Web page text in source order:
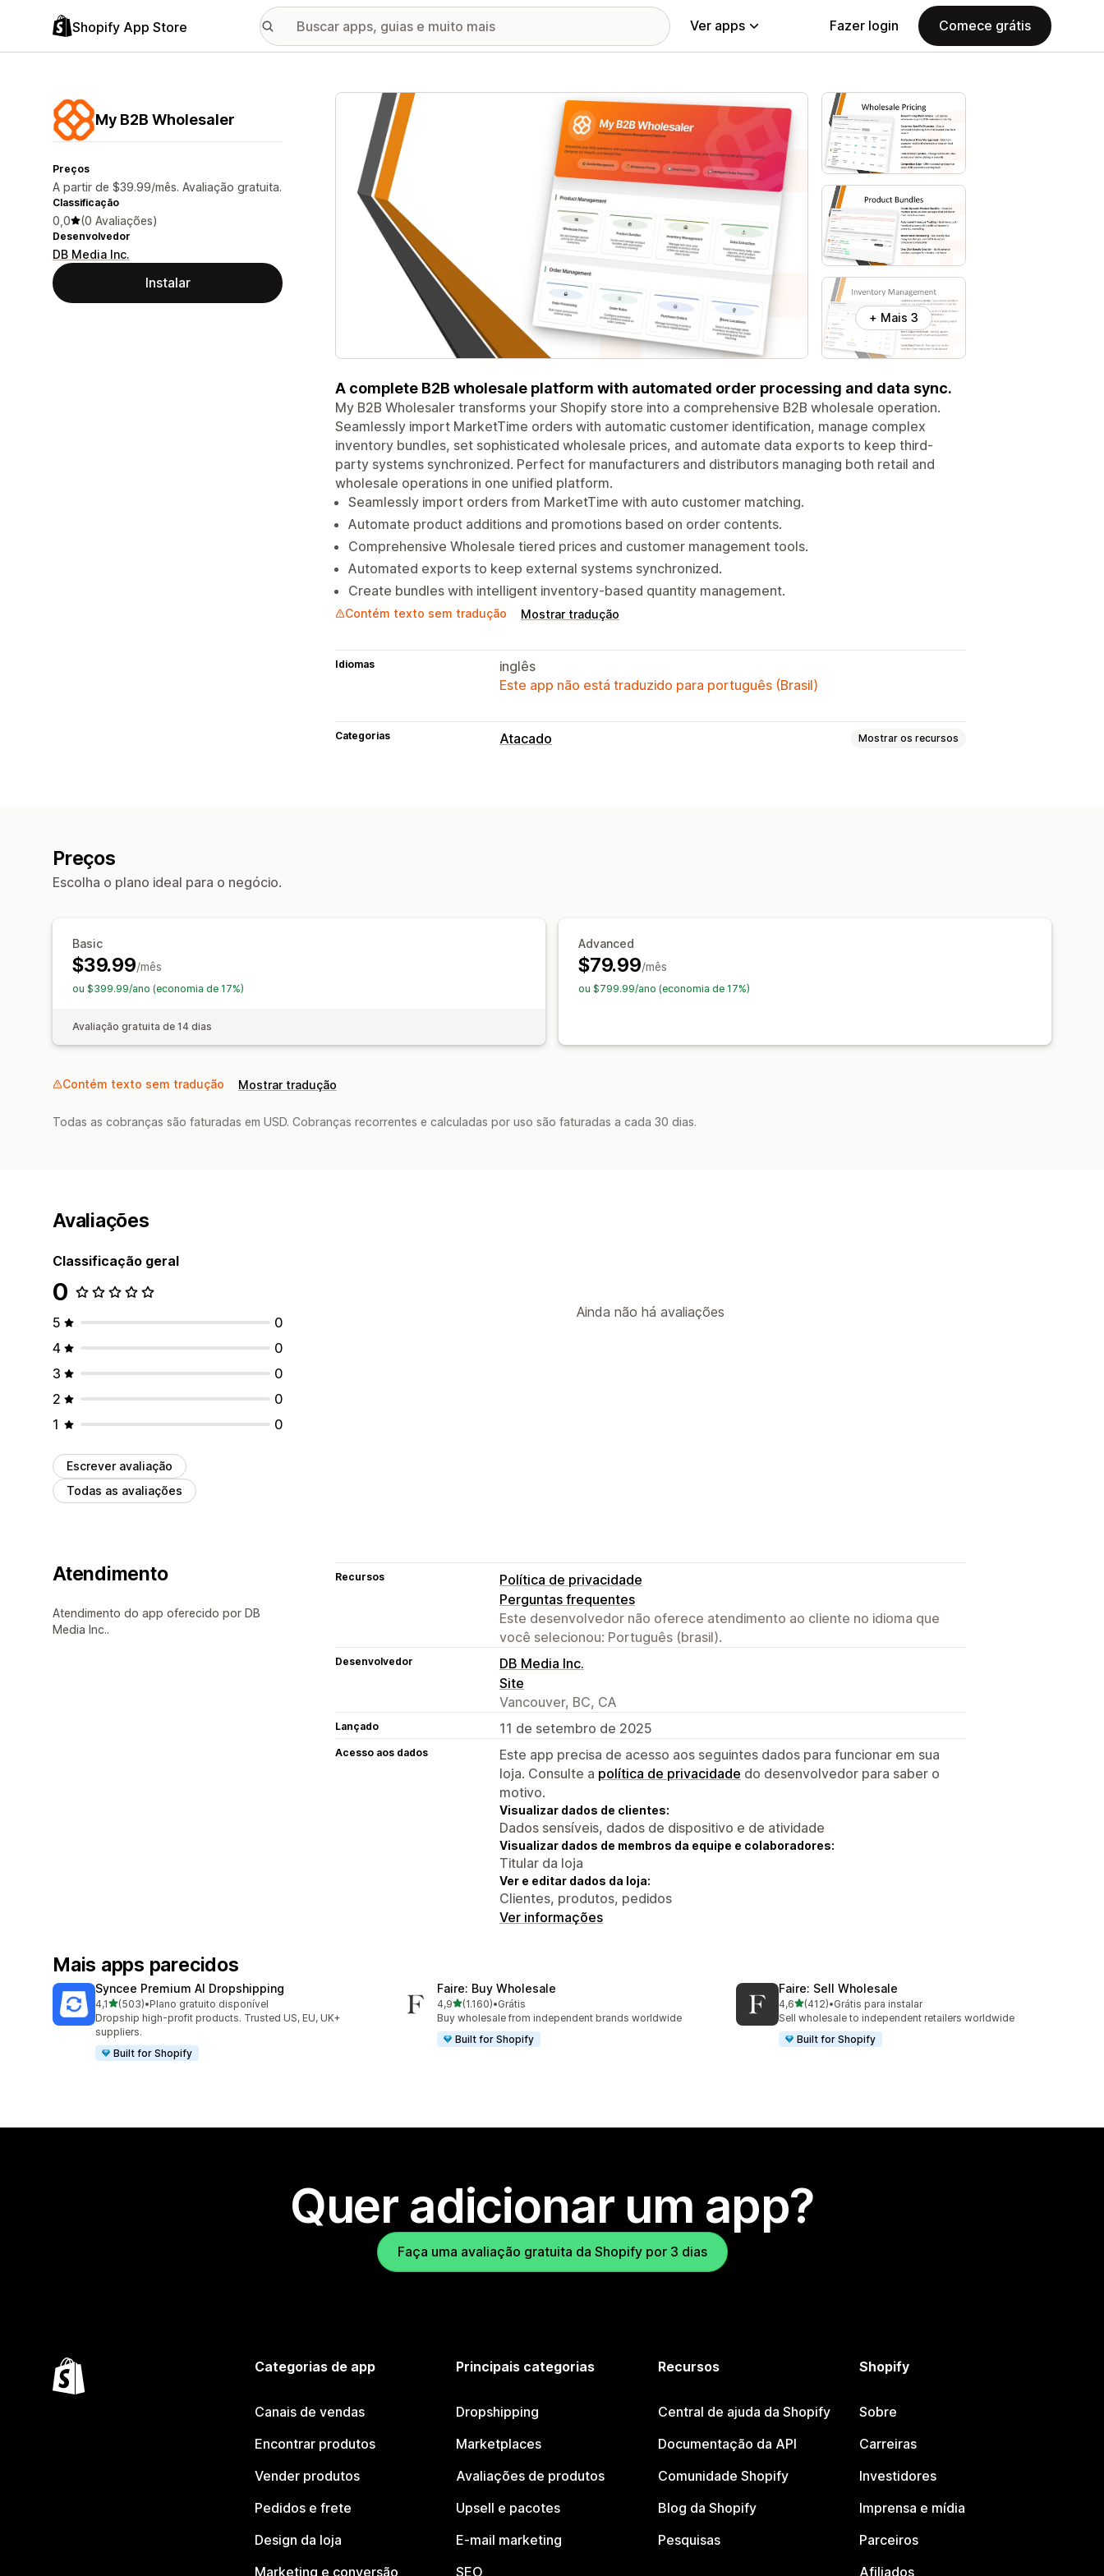
Shopify App Store Ver apps Fazer login Comece grátis
My B2B Wholesaler
Preços
A partir de $39.99/mês. Avaliação gratuita.
Classificação
0,0 (0 Avaliações)
Desenvolvedor
DB Media Inc.
Instalar
Galeria de imagens em destaque
+ Mais 3
A complete B2B wholesale platform with automated order processing and data sync.
My B2B Wholesaler transforms your Shopify store into a comprehensive B2B wholesale operation.
Seamlessly import MarketTime orders with automatic customer identification, manage complex
inventory bundles, set sophisticated wholesale prices, and automate data exports to keep third-
party systems synchronized. Perfect for manufacturers and distributors managing both retail and
wholesale operations in one unified platform.
Seamlessly import orders from MarketTime with auto customer matching.
Automate product additions and promotions based on order contents.
Comprehensive Wholesale tiered prices and customer management tools.
Automated exports to keep external systems synchronized.
Create bundles with intelligent inventory-based quantity management.
Contém texto sem tradução Mostrar tradução
Idiomas
inglês
Este app não está traduzido para português (Brasil)
Categorias Atacado Mostrar os recursos
Status do estoque
Preços
Escolha o plano ideal para o negócio.
Basic
$39.99/mês
ou $399.99/ano (economia de 17%)
Avaliação gratuita de 14 dias
Advanced
$79.99/mês
ou $799.99/ano (economia de 17%)
Contém texto sem tradução Mostrar tradução
Todas as cobranças são faturadas em USD. Cobranças recorrentes e calculadas por uso são faturadas a cada 30 dias.
Avaliações
Classificação geral
0
5
0
4
0
3
0
2
0
1
0
Escrever avaliação
Todas as avaliações
Ainda não há avaliações
Atendimento
Atendimento do app oferecido por DB
Media Inc..
Recursos
Política de privacidade
Perguntas frequentes
Este desenvolvedor não oferece atendimento ao cliente no idioma que
você selecionou: Português (brasil).
Desenvolvedor
DB Media Inc.
Site
Vancouver, BC, CA
Lançado 11 de setembro de 2025
Acesso aos dados
Este app precisa de acesso aos seguintes dados para funcionar em sua
loja. Consulte a política de privacidade do desenvolvedor para saber o
motivo.
Visualizar dados de clientes:
Dados sensíveis, dados de dispositivo e de atividade
Visualizar dados de membros da equipe e colaboradores:
Titular da loja
Ver e editar dados da loja:
Clientes, produtos, pedidos
Ver informações
Mais apps parecidos
Syncee Premium AI Dropshipping
4,1de 5 estrelas
(503)
503 avaliações ao todo
•Plano gratuito disponível
Dropship high-profit products. Trusted US, EU, UK+
suppliers.
Built for Shopify
Faire: Buy Wholesale
4,9de 5 estrelas
(1.160)
1160 avaliações ao todo
•Grátis
Buy wholesale from independent brands worldwide
Built for Shopify
Faire: Sell Wholesale
4,6de 5 estrelas
(412)
412 avaliações ao todo
•Grátis para instalar
Sell wholesale to independent retailers worldwide
Built for Shopify
Quer adicionar um app?
Faça uma avaliação gratuita da Shopify por 3 dias
Categorias de app
Canais de vendas
Encontrar produtos
Vender produtos
Pedidos e frete
Design da loja
Marketing e conversão
Principais categorias
Dropshipping
Marketplaces
Avaliações de produtos
Upsell e pacotes
E-mail marketing
SEO
Recursos
Central de ajuda da Shopify
Documentação da API
Comunidade Shopify
Blog da Shopify
Pesquisas
Shopify
Sobre
Carreiras
Investidores
Imprensa e mídia
Parceiros
Afiliados